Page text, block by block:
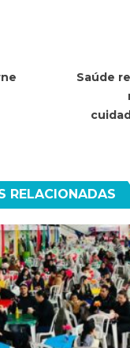
Saúde
RELACIONADAS